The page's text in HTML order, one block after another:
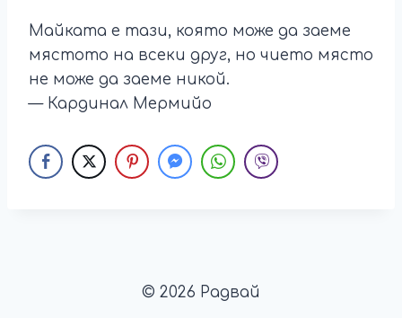
Майката е тази, която може да заеме
мястото на всеки друг, но чието място
не може да заеме никой.
— Кардинал Мермийо
© 2026 Радвай